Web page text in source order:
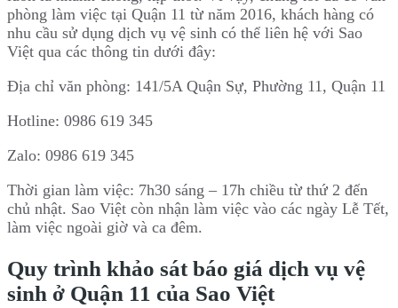
phòng làm việc tại Quận 11 từ năm 2016, khách hàng có
nhu cầu sử dụng dịch vụ vệ sinh có thể liên hệ với Sao
Việt qua các thông tin dưới đây:
Địa chỉ văn phòng: 141/5A Quận Sự, Phường 11, Quận 11
Hotline: 0986 619 345
Zalo: 0986 619 345
Thời gian làm việc: 7h30 sáng – 17h chiều từ thứ 2 đến
chủ nhật. Sao Việt còn nhận làm việc vào các ngày Lễ Tết,
làm việc ngoài giờ và ca đêm.
Quy trình khảo sát báo giá dịch vụ vệ
sinh ở Quận 11 của Sao Việt